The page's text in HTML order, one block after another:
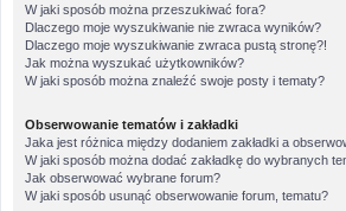
W jaki sposób można przeszukiwać fora?
Dlaczego moje wyszukiwanie nie zwraca wyników?
Dlaczego moje wyszukiwanie zwraca pustą stronę?!
Jak można wyszukać użytkowników?
W jaki sposób można znaleźć swoje posty i tematy?
Obserwowanie tematów i zakładki
Jaka jest różnica między dodaniem zakładki a
W jaki sposób można dodać zakładkę do wybranych
Jak obserwować wybrane forum?
W jaki sposób usunąć obserwowanie forum, tematu?